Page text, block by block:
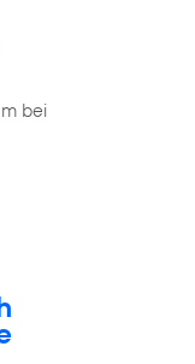
bei